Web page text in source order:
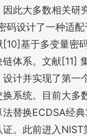
此大多数相关研
码设计了一种适
基于多变量密
体系。文献[11]
计并实现了第一
系统。目前大多
替换ECDSA经
。此前进入